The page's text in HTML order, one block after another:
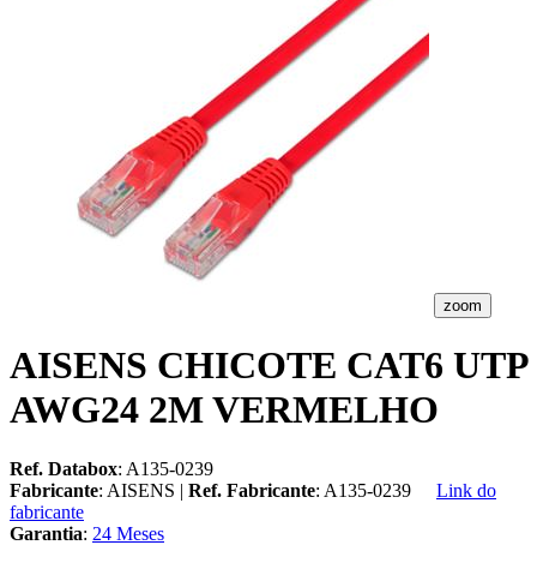
zoom
AISENS CHICOTE CAT6 UTP
AWG24 2M VERMELHO
Ref. Databox: A135-0239
Fabricante: AISENS | Ref. Fabricante: A135-0239
Link do
fabricante
Garantia: 24 Meses